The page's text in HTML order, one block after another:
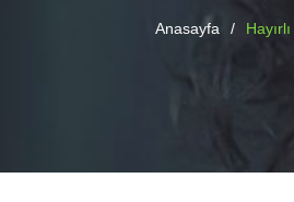
Anasayfa /